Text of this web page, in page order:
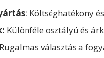
Költséghatékony
Különféle osztályú és
Rugalmas választás a